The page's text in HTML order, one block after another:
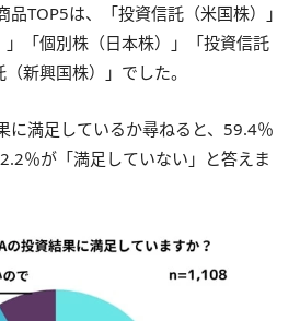
TOP5は、「投資信託（米国株）」
」「個別株（日本株）」「投資信託
新興国株）」でした。
に満足しているか尋ねると、59.4％
％が「満足していない」と答えま